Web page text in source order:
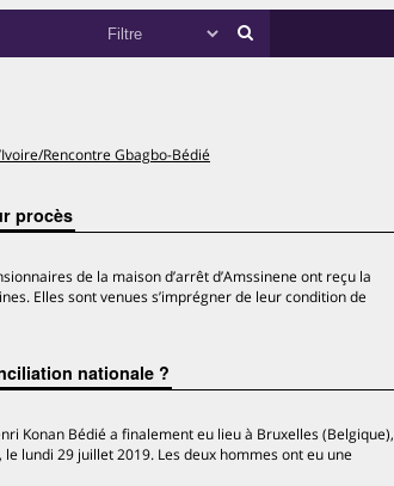
Rencontre Gbagbo-Bédié
procès
de la maison d’arrêt d’Amssinene ont reçu la
Elles sont venues s’imprégner de leur condition de
nationale ?
Konan Bédié a finalement eu lieu à Bruxelles (Belgique),
le lundi 29 juillet 2019. Les deux hommes ont eu une